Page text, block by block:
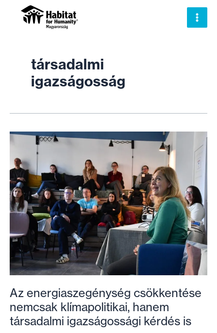
társadalmi
igazságosság
Az energiaszegénység csökkentése
nemcsak klímapolitikai, hanem
társadalmi igazságossági kérdés is